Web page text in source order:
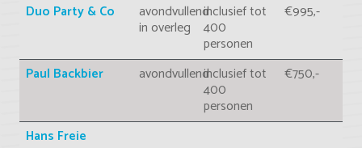
Duo Party & Co avondvullend
in overleg
inclusief tot
400
personen
€995,-
Paul Backbier avondvullendinclusief tot
400
personen
€750,-
Hans Freie